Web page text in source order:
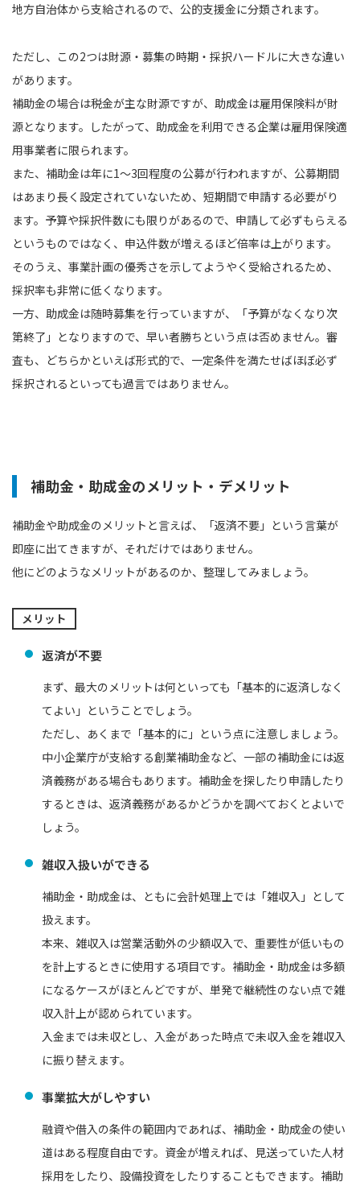
地方自治体から支給されるので、公的支援金に分類されます。
ただし、この2つは財源・募集の時期・採択ハードルに大きな違い
があります。
補助金の場合は税金が主な財源ですが、助成金は雇用保険料が財
源となります。したがって、助成金を利用できる企業は雇用保険適
用事業者に限られます。
また、補助金は年に1〜3回程度の公募が行われますが、公募期間
はあまり長く設定されていないため、短期間で申請する必要がり
ます。予算や採択件数にも限りがあるので、申請して必ずもらえる
というものではなく、申込件数が増えるほど倍率は上がります。
そのうえ、事業計画の優秀さを示してようやく受給されるため、
採択率も非常に低くなります。
一方、助成金は随時募集を行っていますが、「予算がなくなり次
第終了」となりますので、早い者勝ちという点は否めません。審
査も、どちらかといえば形式的で、一定条件を満たせばほぼ必ず
採択されるといっても過言ではありません。
補助金・助成金のメリット・デメリット
補助金や助成金のメリットと言えば、「返済不要」という言葉が
即座に出てきますが、それだけではありません。
他にどのようなメリットがあるのか、整理してみましょう。
メリット
返済が不要
まず、最大のメリットは何といっても「基本的に返済しなく
てよい」ということでしょう。
ただし、あくまで「基本的に」という点に注意しましょう。
中小企業庁が支給する創業補助金など、一部の補助金には返
済義務がある場合もあります。補助金を探したり申請したり
するときは、返済義務があるかどうかを調べておくとよいで
しょう。
雑収入扱いができる
補助金・助成金は、ともに会計処理上では「雑収入」として
扱えます。
本来、雑収入は営業活動外の少額収入で、重要性が低いもの
を計上するときに使用する項目です。補助金・助成金は多額
になるケースがほとんどですが、単発で継続性のない点で雑
収入計上が認められています。
入金までは未収とし、入金があった時点で未収入金を雑収入
に振り替えます。
事業拡大がしやすい
融資や借入の条件の範囲内であれば、補助金・助成金の使い
道はある程度自由です。資金が増えれば、見送っていた人材
採用をしたり、設備投資をしたりすることもできます。補助